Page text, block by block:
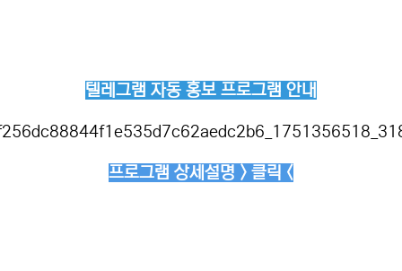
텔레그램 자동 홍보 프로그램 안내
프로그램 상세설명 > 클릭 <